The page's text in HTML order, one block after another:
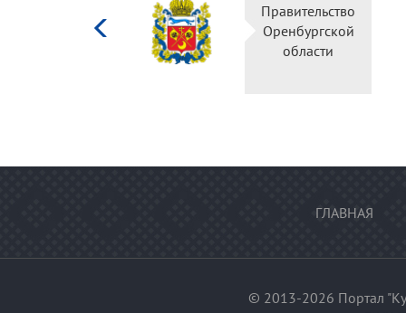
культуры
Российской
Правительство
Оренбургской
области
ГЛАВНАЯ
© 2013-2026 Портал